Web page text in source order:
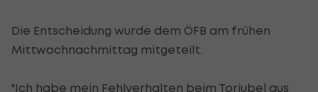
Die Entscheidung wurde dem ÖFB am frühen
Mittwochnachmittag mitgeteilt.
"Ich habe mein Fehlverhalten beim Torjubel aus